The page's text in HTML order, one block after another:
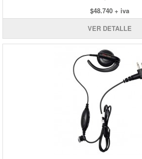
$48.740 + iva
VER DETALLE